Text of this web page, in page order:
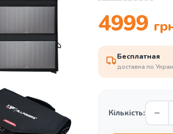
4999
Бесплатная
доставка по
Кількість: